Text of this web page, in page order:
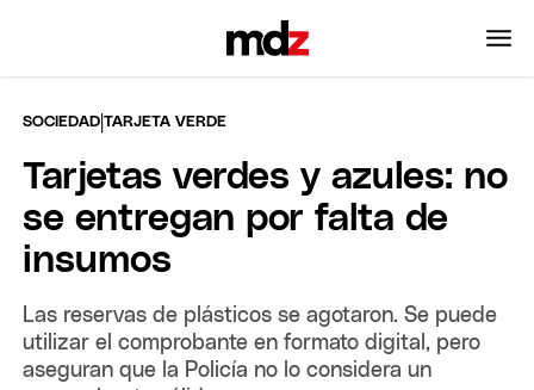
SOCIEDAD |TARJETA VERDE
Tarjetas verdes y azules: no
se entregan por falta de
insumos
Las reservas de plásticos se agotaron. Se puede
utilizar el comprobante en formato digital, pero
aseguran que la Policía no lo considera un